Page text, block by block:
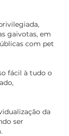
gaivotas, em
com pet
fácil à tudo o
da
ser